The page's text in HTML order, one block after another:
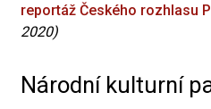
reportáž Českého rozhlasu
2020)
Národní kulturní